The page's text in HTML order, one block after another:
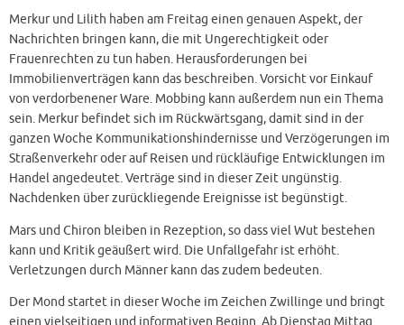
Merkur und Lilith haben am Freitag einen genauen Aspekt, der
Nachrichten bringen kann, die mit Ungerechtigkeit oder
Frauenrechten zu tun haben. Herausforderungen bei
Immobilienverträgen kann das beschreiben. Vorsicht vor Einkauf
von verdorbenener Ware. Mobbing kann außerdem nun ein Thema
sein. Merkur befindet sich im Rückwärtsgang, damit sind in der
ganzen Woche Kommunikationshindernisse und Verzögerungen im
Straßenverkehr oder auf Reisen und rückläufige Entwicklungen im
Handel angedeutet. Verträge sind in dieser Zeit ungünstig.
Nachdenken über zurückliegende Ereignisse ist begünstigt.
Mars und Chiron bleiben in Rezeption, so dass viel Wut bestehen
kann und Kritik geäußert wird. Die Unfallgefahr ist erhöht.
Verletzungen durch Männer kann das zudem bedeuten.
Der Mond startet in dieser Woche im Zeichen Zwillinge und bringt